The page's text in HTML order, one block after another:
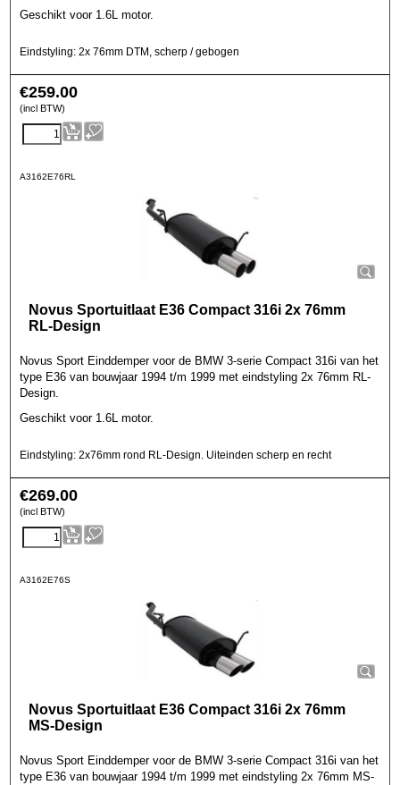
Geschikt voor 1.6L motor.
Eindstyling: 2x 76mm DTM, scherp / gebogen
€259.00
(incl BTW)
A3162E76RL
Novus Sportuitlaat E36 Compact 316i 2x 76mm
RL-Design
Novus Sport Einddemper voor de BMW 3-serie Compact 316i van het
type E36 van bouwjaar 1994 t/m 1999 met eindstyling 2x 76mm RL-
Design.
Geschikt voor 1.6L motor.
Eindstyling: 2x76mm rond RL-Design. Uiteinden scherp en recht
€269.00
(incl BTW)
A3162E76S
Novus Sportuitlaat E36 Compact 316i 2x 76mm
MS-Design
Novus Sport Einddemper voor de BMW 3-serie Compact 316i van het
type E36 van bouwjaar 1994 t/m 1999 met eindstyling 2x 76mm MS-